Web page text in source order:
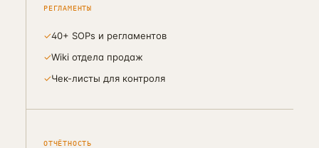
РЕГЛАМЕНТЫ
✓40+ SOPs и регламентов
✓Wiki отдела продаж
✓Чек-листы для контроля
ОТЧЁТНОСТЬ